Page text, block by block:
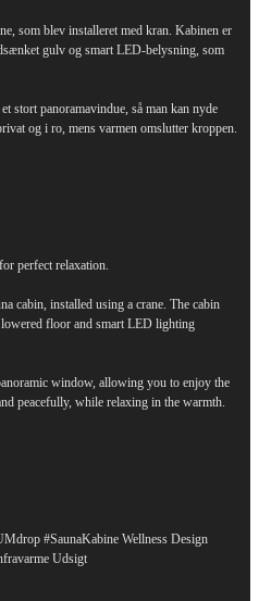
som blev installeret med kran. Kabinen er
gulv og smart LED-belysning, som
stort panoramavindue, så man kan nyde
og i ro, mens varmen omslutter kroppen.
perfect relaxation.
cabin, installed using a crane. The cabin
floor and smart LED lighting
window, allowing you to enjoy the
peacefully, while relaxing in the warmth.
#SaunaKabine Wellness Design
Udsigt